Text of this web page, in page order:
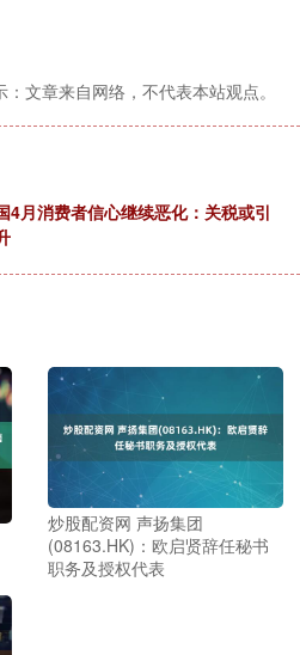
文章来自网络，不代表本站观点。
4月消费者信心继续恶化：关税或引
炒股配资网 声扬集团
(08163.HK)：欧启贤辞任秘书
职务及授权代表